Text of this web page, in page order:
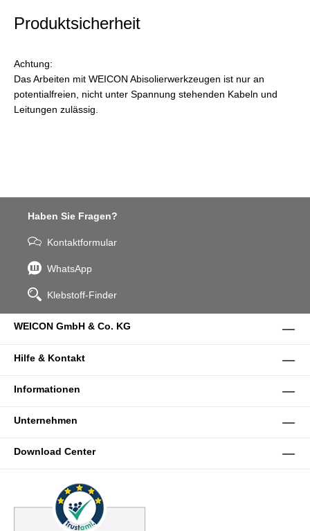
Produktsicherheit
Achtung:
Das Arbeiten mit WEICON Abisolierwerkzeugen ist nur an
potentialfreien, nicht unter Spannung stehenden Kabeln und
Leitungen zulässig.
Haben Sie Fragen?
Kontaktformular
WhatsApp
Klebstoff-Finder
WEICON GmbH & Co. KG
Hilfe & Kontakt
Informationen
Unternehmen
Download Center